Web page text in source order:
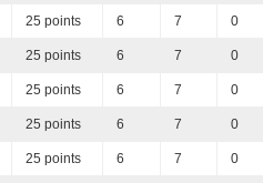
25 points 6 7 0
25 points 6 7 0
25 points 6 7 0
25 points 6 7 0
25 points 6 7 0